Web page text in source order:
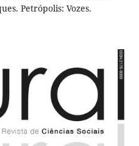
Petrópolis: Vozes.